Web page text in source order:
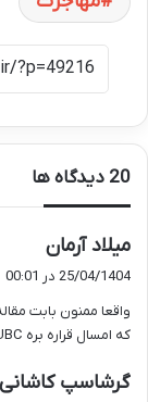
‫20 دیدگاه ها
میلاد آرمان
:
25/04/1404 در 00:01
واقعا ممنون بابت
که امسال قراره بره UBC.
گرشاسپ کاشانی